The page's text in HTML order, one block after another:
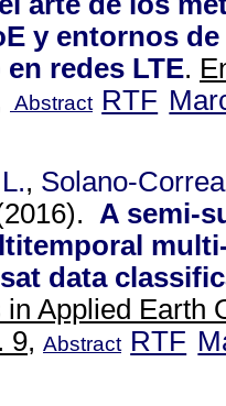
y entornos
redes LTE.
Abstract RTF
, Solano-
A semi-
data
in Applied Earth
9, Abstract RTF